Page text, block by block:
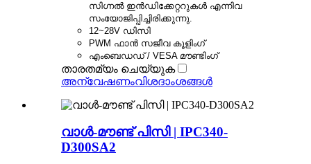
സിഗ്നൽ ഇൻഡിക്കേറ്ററുകൾ എന്നിവ
സംയോജിപ്പിച്ചിരിക്കുന്നു.
12~28V ഡിസി
PWM ഫാൻ സജീവ കൂളിംഗ്
എംബെഡഡ് / VESA മൗണ്ടിംഗ്
താരതമ്യം ചെയ്യുക
അന്വേഷണംവിശദാംശങ്ങൾ
വാൾ-മൗണ്ട് പിസി | IPC340-
D300SA2